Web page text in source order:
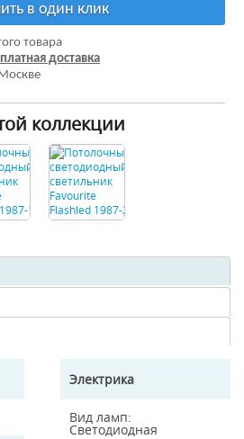
в один клик
товара
доставка
коллекции
Электрика
Вид ламп
Светодиодная